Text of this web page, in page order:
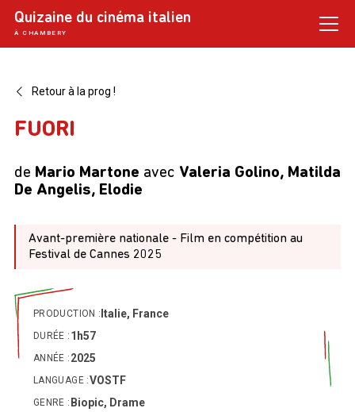
Skip
content
Quizaine du cinéma italien
À CHAMBERY
Retour à la prog !
FUORI
de Mario Martone avec Valeria Golino, Matilda
De Angelis, Elodie
Avant-première nationale - Film en compétition au
Festival de Cannes 2025
PRODUCTION : Italie, France
DURÉE : 1h57
ANNÉE : 2025
LANGUAGE :VOSTF
GENRE : Biopic, Drame